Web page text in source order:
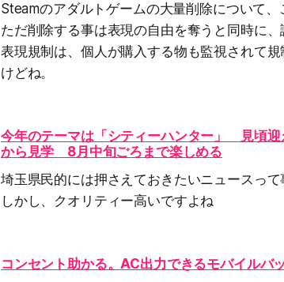
Steamのアダルトゲームの大量削除について、
ただ削除する事は表現の自由を奪うと同時に
表現規制は、個人が購入する物も監視されて
けどね。
今年のテーマは「シティーハンター」 見頃
から見学 8月中旬ごろまで楽しめる
埼玉県民的には押さえておきたいニュースって
しかし、クオリティー高いですよね
コンセント助かる。AC出力できるモバイル